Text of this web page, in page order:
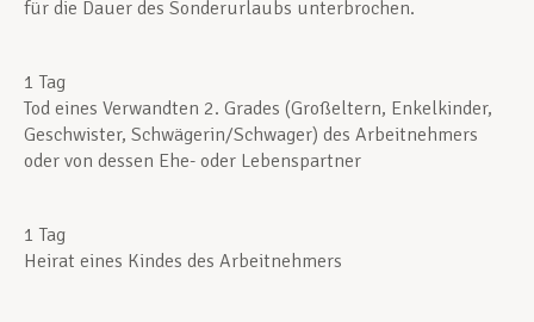
für die Dauer des Sonderurlaubs unterbrochen.
1 Tag
Tod eines Verwandten 2. Grades (Großeltern, Enkelkinder,
Geschwister, Schwägerin/Schwager) des Arbeitnehmers
oder von dessen Ehe- oder Lebenspartner
1 Tag
Heirat eines Kindes des Arbeitnehmers